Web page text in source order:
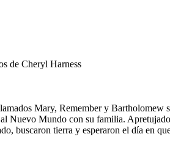
de Cheryl Harness
Mary, Remember y Bartholomew
Nuevo Mundo con su familia.
buscaron tierra y esperaron el día en